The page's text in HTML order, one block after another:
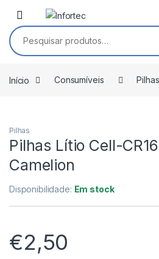
Saltar para navegação
Pular para o conteúdo
Pesquisar por:
Início Consumíveis Pilhas
Pilhas
Pilhas Lítio Cell-
Camelion
Disponibilidade: Em stock
€2,50